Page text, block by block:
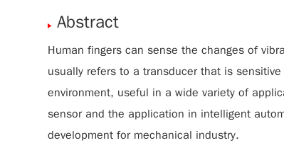
Abstract
Human fingers can sense the changes of
usually refers to a transducer that is
environment, useful in a wide variety of
sensor and the application in intelligent
development for mechanical industry.